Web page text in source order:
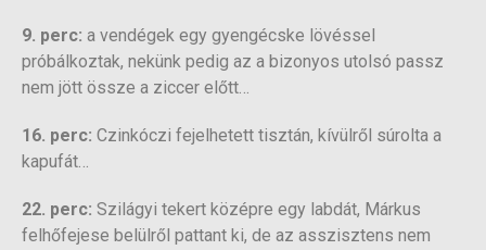
9. perc: a vendégek egy gyengécske lövéssel
próbálkoztak, nekünk pedig az a bizonyos utolsó passz
nem jött össze a ziccer előtt…
16. perc: Czinkóczi fejelhetett tisztán, kívülről súrolta a
kapufát…
22. perc: Szilágyi tekert középre egy labdát, Márkus
felhőfejese belülről pattant ki, de az asszisztens nem